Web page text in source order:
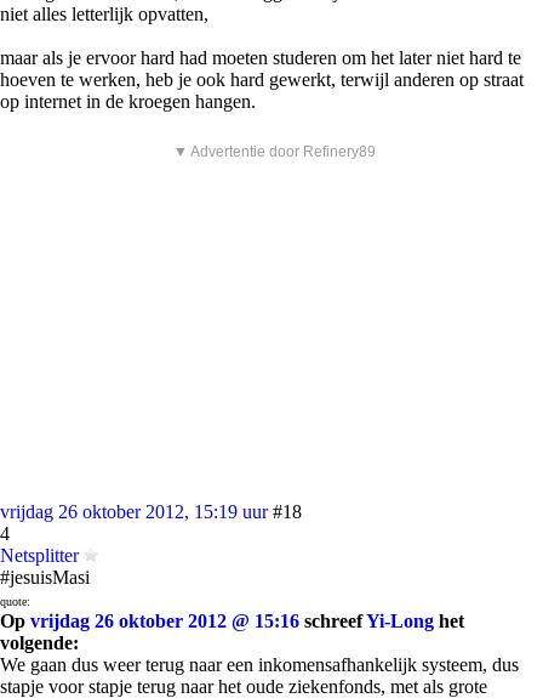
niet alles letterlijk opvatten,
maar als je ervoor hard had moeten studeren om het later niet hard te
hoeven te werken, heb je ook hard gewerkt, terwijl anderen op straat
op internet in de kroegen hangen.
▼ Advertentie door Refinery89
vrijdag 26 oktober 2012, 15:19 uur #18
4
Netsplitter
#jesuisMasi
quote:
Op vrijdag 26 oktober 2012 @ 15:16 schreefYi-Long het
volgende:
We gaan dus weer terug naar een inkomensafhankelijk systeem, dus
stapje voor stapje terug naar het oude ziekenfonds, met als grote